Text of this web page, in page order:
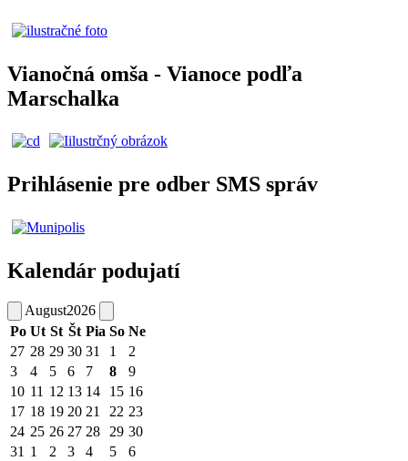
Vianočná omša - Vianoce podľa
Marschalka
Prihlásenie pre odber SMS správ
Kalendár podujatí
August2026
Po Ut St Št Pia So Ne
27 28 29 30 31 1
2
3
4 5 6 7 8
9
10 11 12 13 14 15 16
17 18 19 20 21 22 23
24 25 26 27 28 29 30
31 1 2 3 4 5 6